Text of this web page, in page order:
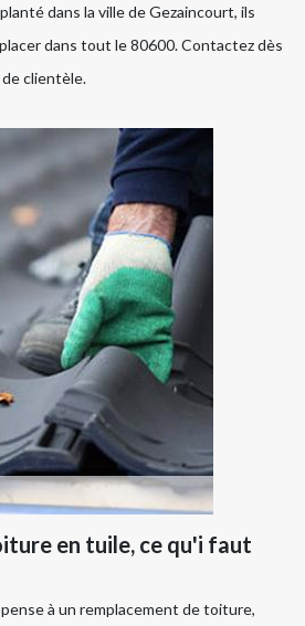
dans la ville de Gezaincourt, ils
dans tout le 80600. Contactez dès
de clientèle.
en tuile, ce qu'i faut
à un remplacement de toiture,